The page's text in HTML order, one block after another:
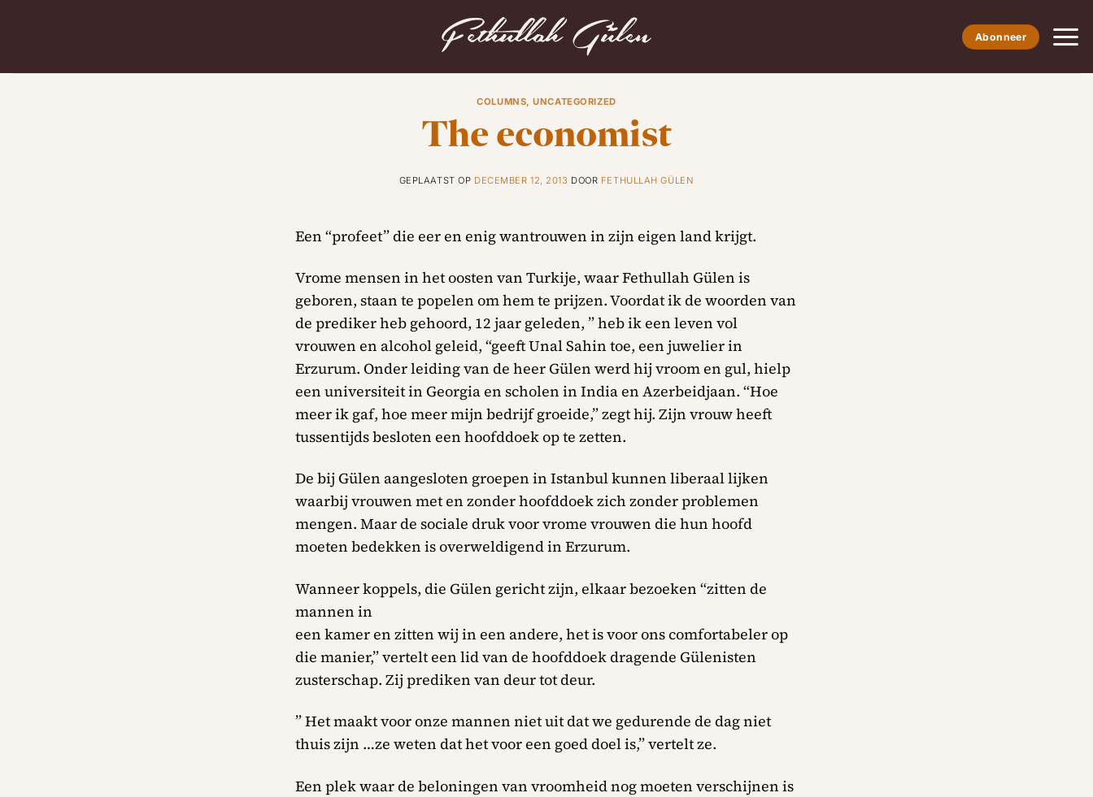
Abonneer
COLUMNS,UNCATEGORIZED
The economist
GEPLAATST OP DECEMBER 12, 2013 DOOR FETHULLAH GÜLEN
Een “profeet” die eer en enig wantrouwen in zijn eigen land krijgt.
Vrome mensen in het oosten van Turkije, waar Fethullah Gülen is
geboren, staan ​​te popelen om hem te prijzen. Voordat ik de woorden van
de prediker heb gehoord, 12 jaar geleden, ” heb ik een leven vol
vrouwen en alcohol geleid, “geeft Unal Sahin toe, een juwelier in
Erzurum. Onder leiding van de heer Gülen werd hij vroom en gul, hielp
een universiteit in Georgia en scholen in India en Azerbeidjaan. “Hoe
meer ik gaf, hoe meer mijn bedrijf groeide,” zegt hij. Zijn vrouw heeft
tussentijds besloten een hoofddoek op te zetten.
De bij Gülen aangesloten groepen in Istanbul kunnen liberaal lijken
waarbij vrouwen met en zonder hoofddoek zich zonder problemen
mengen. Maar de sociale druk voor vrome vrouwen die hun hoofd
moeten bedekken is overweldigend in Erzurum.
Wanneer koppels, die Gülen gericht zijn, elkaar bezoeken “zitten de
mannen in
een kamer en zitten wij in een andere, het is voor ons comfortabeler op
die manier,” vertelt een lid van de hoofddoek dragende Gülenisten
zusterschap. Zij prediken van deur tot deur.
” Het maakt voor onze mannen niet uit dat we gedurende de dag niet
thuis zijn …ze weten dat het voor een goed doel is,” vertelt ze.
Een plek waar de beloningen van vroomheid nog moeten verschijnen is